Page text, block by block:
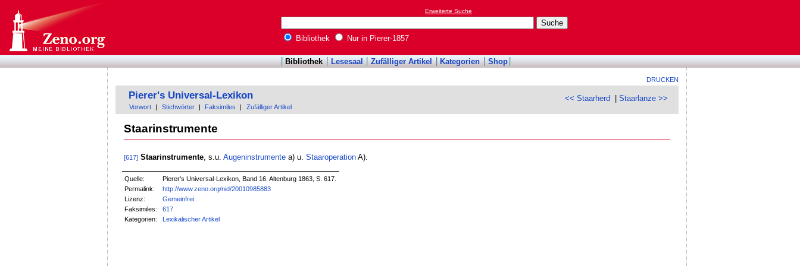
Erweiterte Suche
Bibliothek Nur in Pierer-1857
Bibliothek Lesesaal Zufälliger Artikel Kategorien Shop
DRUCKEN
<< Staarherd |Staarlanze >>
Pierer's Universal-Lexikon
Vorwort Stichwörter Faksimiles Zufälliger Artikel
Staarinstrumente
[617] Staarinstrumente, s.u. Augeninstrumentea) u. StaaroperationA).
Quelle:
Pierer's Universal-Lexikon, Band 16. Altenburg 1863, S. 617.
Permalink:
http://www.zeno.org/nid/20010985883
Lizenz:
Gemeinfrei
Faksimiles:
617
Kategorien:
Lexikalischer Artikel